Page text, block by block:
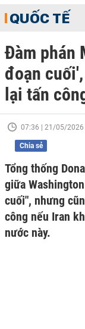
QUỐC TẾ
Đàm phán
đoạn
lại tấn
07:36 | 21/05/2026
Chia sẻ
Tổng thống
giữa
cuối", nhưng
công nếu Iran
nước này.